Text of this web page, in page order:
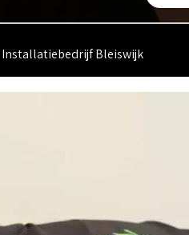
Installatiebedrijf Bleiswijk